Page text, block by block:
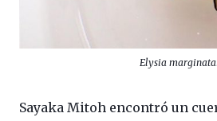
Elysia marginata.
Sayaka Mitoh encontró un